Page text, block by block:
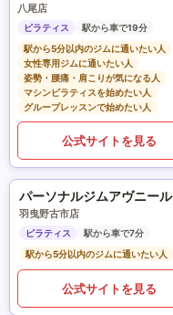
八尾店
ピラティス
駅から車で19分
駅から5分以内のジムに通いたい人
女性専用ジムに通いたい人
姿勢・腰痛・肩こりが気になる人
マシンピラティスを始めたい人
グループレッスンで始めたい人
公式サイトを見る
パーソナルジムアヴニール
羽曳野古市店
ピラティス
駅から車で7分
駅から5分以内のジムに通いたい人
公式サイトを見る